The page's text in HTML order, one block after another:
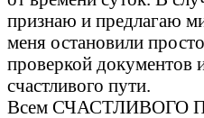
признаю и предлагаю
меня остановили
проверкой документов
счастливого пути.
Всем СЧАСТЛИВОГО